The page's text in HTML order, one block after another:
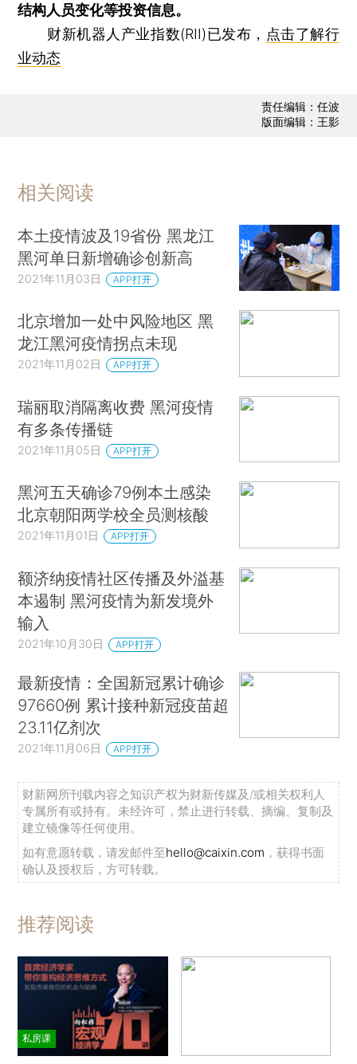
结构人员变化等投资信息。
财新机器人产业指数(RII)已发布， 点击了解行
业动态
责任编辑：任波
版面编辑：王影
相关阅读
本土疫情波及19省份 黑龙江
黑河单日新增确诊创新高
2021年11月03日 APP打开
北京增加一处中风险地区 黑
龙江黑河疫情拐点未现
2021年11月02日 APP打开
瑞丽取消隔离收费 黑河疫情
有多条传播链
2021年11月05日 APP打开
黑河五天确诊79例本土感染
北京朝阳两学校全员测核酸
2021年11月01日 APP打开
额济纳疫情社区传播及外溢基
本遏制 黑河疫情为新发境外
输入
2021年10月30日 APP打开
最新疫情：全国新冠累计确诊
97660例 累计接种新冠疫苗超
23.11亿剂次
2021年11月06日 APP打开
财新网所刊载内容之知识产权为财新传媒及/或相关权利人
专属所有或持有。未经许可，禁止进行转载、摘编、复制及
建立镜像等任何使用。
如有意愿转载，请发邮件至hello@caixin.com ，获得书面
确认及授权后，方可转载。
推荐阅读
私房课